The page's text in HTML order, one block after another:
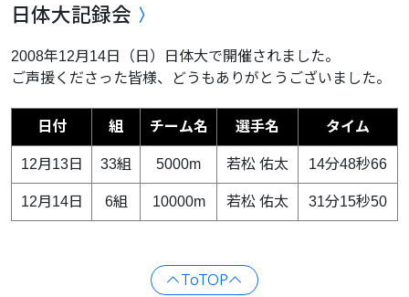
日体大記録会
2008年12月14日（日）日体大で開催されました。
ご声援くださった皆様、どうもありがとうございました。
日付 組 チーム名 選手名 タイム
12月13日 33組 5000m 若松 佑太 14分48秒66
12月14日 6組 10000m 若松 佑太 31分15秒50
ToTOP